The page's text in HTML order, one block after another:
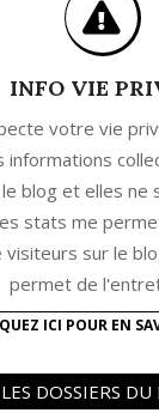
INFO VIE
votre vie
informations
blog et elles ne
stats me
sur le
permet de
ICI POUR EN
LES DOSSIERS DU